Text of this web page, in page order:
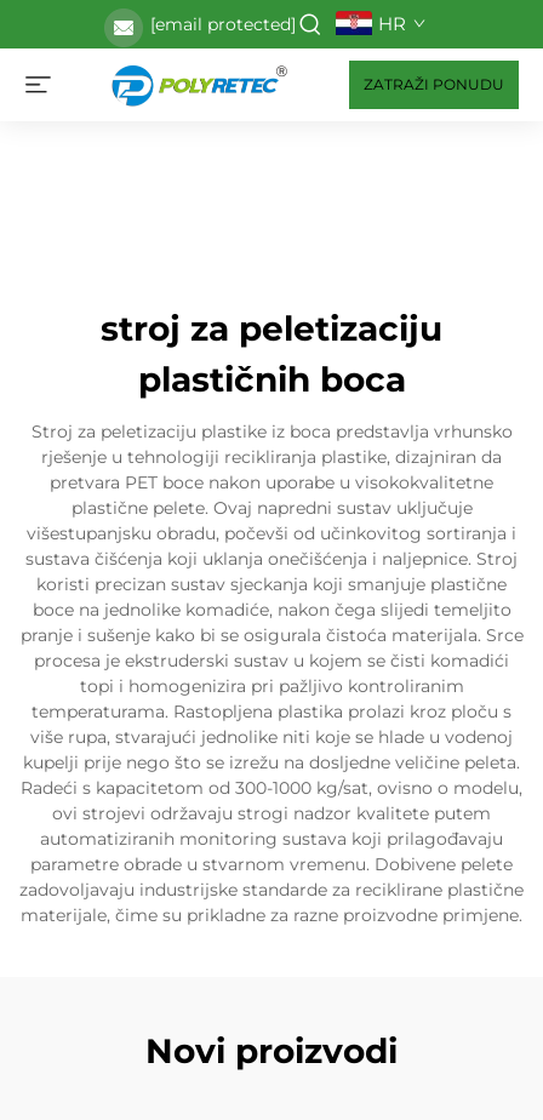
[email protected] HR
ZATRAŽI PONUDU
stroj za peletizaciju
plastičnih boca
Stroj za peletizaciju plastike iz boca predstavlja vrhunsko
rješenje u tehnologiji recikliranja plastike, dizajniran da
pretvara PET boce nakon uporabe u visokokvalitetne
plastične pelete. Ovaj napredni sustav uključuje
višestupanjsku obradu, počevši od učinkovitog sortiranja i
sustava čišćenja koji uklanja onečišćenja i naljepnice. Stroj
koristi precizan sustav sjeckanja koji smanjuje plastične
boce na jednolike komadiće, nakon čega slijedi temeljito
pranje i sušenje kako bi se osigurala čistoća materijala. Srce
procesa je ekstruderski sustav u kojem se čisti komadići
topi i homogenizira pri pažljivo kontroliranim
temperaturama. Rastopljena plastika prolazi kroz ploču s
više rupa, stvarajući jednolike niti koje se hlade u vodenoj
kupelji prije nego što se izrežu na dosljedne veličine peleta.
Radeći s kapacitetom od 300-1000 kg/sat, ovisno o modelu,
ovi strojevi održavaju strogi nadzor kvalitete putem
automatiziranih monitoring sustava koji prilagođavaju
parametre obrade u stvarnom vremenu. Dobivene pelete
zadovoljavaju industrijske standarde za reciklirane plastične
materijale, čime su prikladne za razne proizvodne primjene.
Novi proizvodi